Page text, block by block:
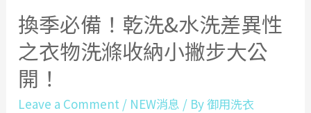
居
環
境
更
優
換季必備！乾洗&水洗差異性
之衣物洗滌收納小撇步大公
開！
Leave a Comment / NEW消息 / By御用洗衣